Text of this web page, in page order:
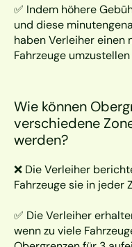
✅ Indem höhere
und diese
haben Verleiher einen
Fahrzeuge umzustellen
Wie können
verschiedene
werden?
❌ Die Verleiher
Fahrzeuge sie in jeder
✅ Die Verleiher
wenn zu viele